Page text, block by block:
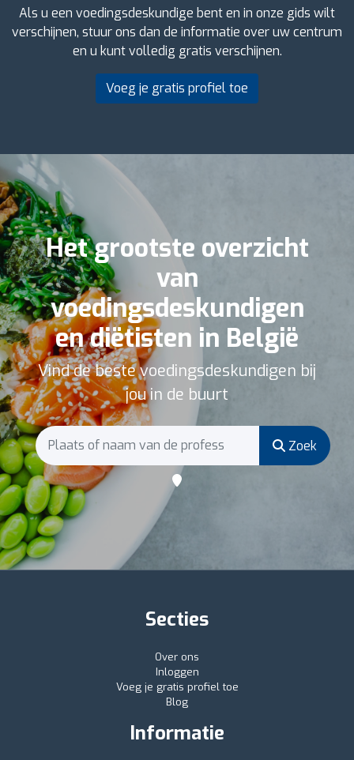
Als u een voedingsdeskundige bent en in onze gids wilt
verschijnen, stuur ons dan de informatie over uw centrum
en u kunt volledig gratis verschijnen.
Voeg je gratis profiel toe
Het grootste overzicht
van
voedingsdeskundigen
en diëtisten in België
Vind de beste voedingsdeskundigen bij
jou in de buurt
Zoek
Secties
Over ons
Inloggen
Voeg je gratis profiel toe
Blog
Informatie